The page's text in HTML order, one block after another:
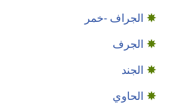
الجراف -خمر
الجرف
الجند
الحاوي